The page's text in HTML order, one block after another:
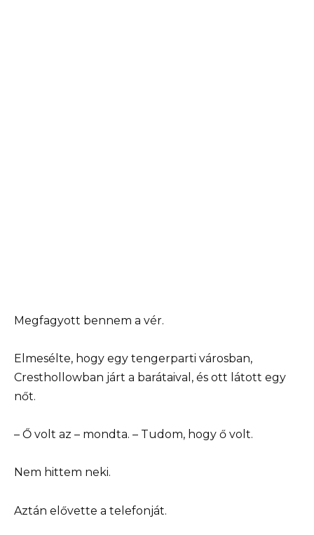
Megfagyott bennem a vér.
Elmesélte, hogy egy tengerparti városban,
Cresthollowban járt a barátaival, és ott látott egy
nőt.
– Ő volt az – mondta. – Tudom, hogy ő volt.
Nem hittem neki.
Aztán elővette a telefonját.